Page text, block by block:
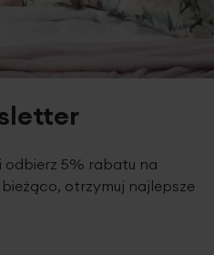
odbierz 5% rabatu na
otrzymuj najlepsze